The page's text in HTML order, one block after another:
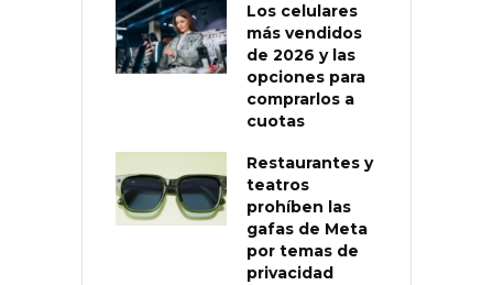
Los celulares
más vendidos
de 2026 y las
opciones para
comprarlos a
cuotas
Restaurantes y
teatros
prohíben las
gafas de Meta
por temas de
privacidad